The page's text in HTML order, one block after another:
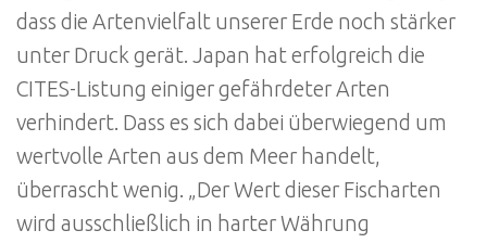
dass die Artenvielfalt unserer Erde noch stärker
unter Druck gerät. Japan hat erfolgreich die
CITES-Listung einiger gefährdeter Arten
verhindert. Dass es sich dabei überwiegend um
wertvolle Arten aus dem Meer handelt,
überrascht wenig. „Der Wert dieser Fischarten
wird ausschließlich in harter Währung